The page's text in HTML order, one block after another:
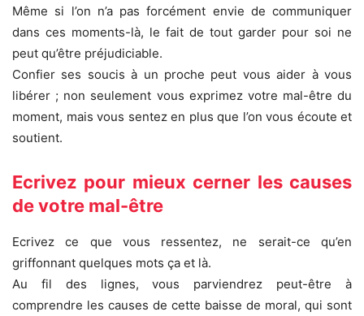
Même si l’on n’a pas forcément envie de communiquer
dans ces moments-là, le fait de tout garder pour soi ne
peut qu’être préjudiciable.
Confier ses soucis à un proche peut vous aider à vous
libérer ; non seulement vous exprimez votre mal-être du
moment, mais vous sentez en plus que l’on vous écoute et
soutient.
Ecrivez pour mieux cerner les causes
de votre mal-être
Ecrivez ce que vous ressentez, ne serait-ce qu’en
griffonnant quelques mots ça et là.
Au fil des lignes, vous parviendrez peut-être à
comprendre les causes de cette baisse de moral, qui sont